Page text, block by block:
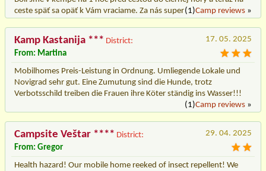
ceste späť sa opäť k Vám vraciame. Za nás super(1)Camp reviews »
Kamp Kastanija *** District:
17. 05. 2025
From: Martina
Mobilhomes Preis-Leistung in Ordnung. Umliegende Lokale und
Novigrad sehr gut. Eine Zumutung sind die Hunde, trotz
Verbotsschild treiben die Frauen ihre Köter ständig ins Wasser!!!
(1)Camp reviews »
Campsite Veštar **** District:
29. 04. 2025
From: Gregor
Health hazard! Our mobile home reeked of insect repellent! We